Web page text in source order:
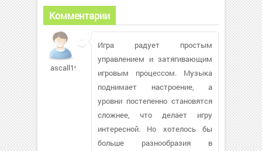
Комментарии
ascall198753
Игра радует простым
управлением и затягивающим
игровым процессом. Музыка
поднимает настроение, а
уровни постепенно становятся
сложнее, что делает игру
интересной. Но хотелось бы
больше разнообразия в